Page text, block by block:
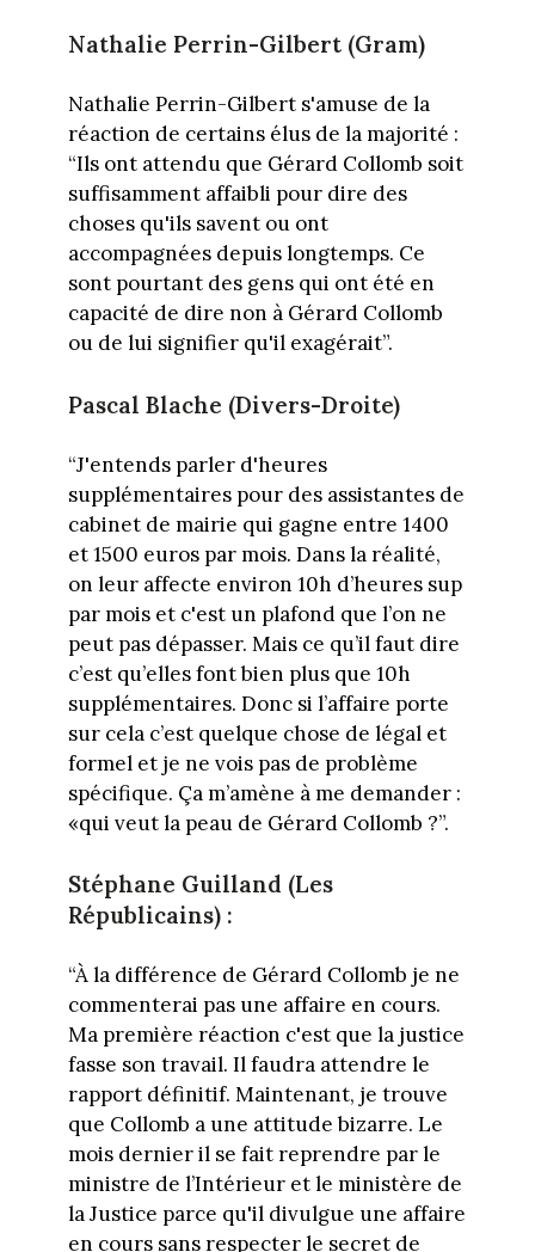
Nathalie Perrin-Gilbert (Gram)
Nathalie Perrin-Gilbert s'amuse de la
réaction de certains élus de la majorité :
“Ils ont attendu que Gérard Collomb soit
suffisamment affaibli pour dire des
choses qu'ils savent ou ont
accompagnées depuis longtemps. Ce
sont pourtant des gens qui ont été en
capacité de dire non à Gérard Collomb
ou de lui signifier qu'il exagérait”.
Pascal Blache (Divers-Droite)
“J'entends parler d'heures
supplémentaires pour des assistantes de
cabinet de mairie qui gagne entre 1400
et 1500 euros par mois. Dans la réalité,
on leur affecte environ 10h d’heures sup
par mois et c'est un plafond que l’on ne
peut pas dépasser. Mais ce qu’il faut dire
c’est qu’elles font bien plus que 10h
supplémentaires. Donc si l’affaire porte
sur cela c’est quelque chose de légal et
formel et je ne vois pas de problème
spécifique. Ça m’amène à me demander :
«qui veut la peau de Gérard Collomb ?”.
Stéphane Guilland (Les
Républicains) :
“À la différence de Gérard Collomb je ne
commenterai pas une affaire en cours.
Ma première réaction c'est que la justice
fasse son travail. Il faudra attendre le
rapport définitif. Maintenant, je trouve
que Collomb a une attitude bizarre. Le
mois dernier il se fait reprendre par le
ministre de l’Intérieur et le ministère de
la Justice parce qu'il divulgue une affaire
en cours sans respecter le secret de